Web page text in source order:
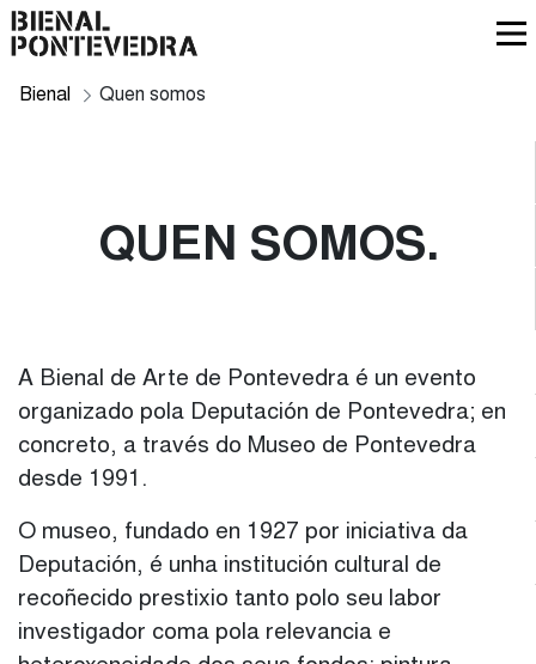
Bienal Quen somos
QUEN SOMOS
A Bienal de Arte de Pontevedra é un evento
organizado pola Deputación de Pontevedra; en
concreto, a través do Museo de Pontevedra
desde 1991.
O museo, fundado en 1927 por iniciativa da
Deputación, é unha institución cultural de
recoñecido prestixio tanto polo seu labor
investigador coma pola relevancia e